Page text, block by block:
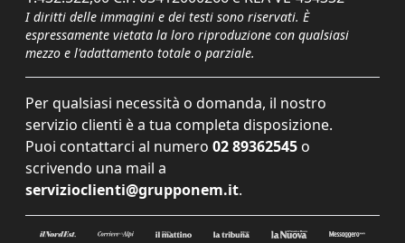
I diritti delle immagini e dei testi sono riservati. È
espressamente vietata la loro riproduzione con qualsiasi
mezzo e l'adattamento totale o parziale.
Per qualsiasi necessità o domanda, il nostro
servizio clienti è a tua completa disposizione.
Puoi contattarci al numero 02 89362545 o
scrivendo una mail a
servizioclienti@grupponem.it.